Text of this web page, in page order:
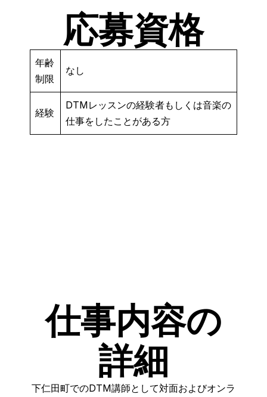
応募資格
年齢
制限
なし
経験
DTMレッスンの経験者もしくは音楽の
仕事をしたことがある方
仕事内容の
詳細
下仁田町でのDTM講師として対面およびオンラ